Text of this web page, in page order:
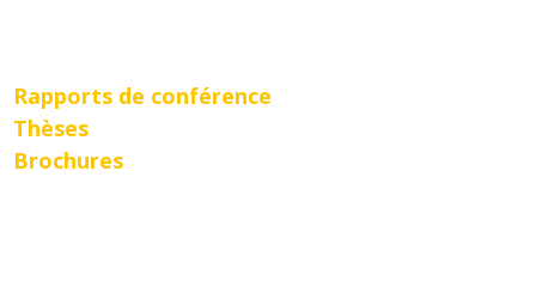
Rapports de conférence
Thèses
Brochures